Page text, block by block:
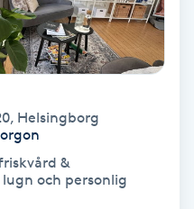
, Helsingborg
&
och personlig